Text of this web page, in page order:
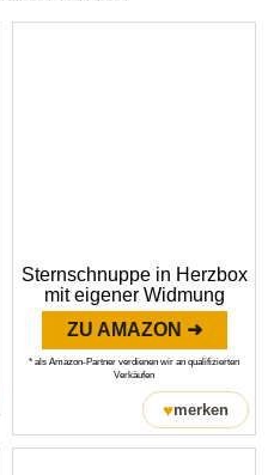
Sternschnuppe in Herzbox
mit eigener Widmung
ZU AMAZON ➜
* als Amazon-Partner verdienen wir an qualifizierten
Verkäufen
♥merken